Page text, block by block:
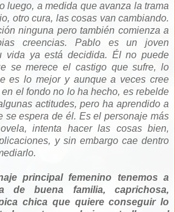
luego, a medida que avanza la trama
otro cura, las cosas van cambiando.
ninguna pero también comienza a
creencias. Pablo es un joven
vida ya está decidida. Él no puede
se merece el castigo que sufre, lo
es lo mejor y aunque a veces cree
el fondo no lo ha hecho, es rebelde
actitudes, pero ha aprendido a
se espera de él. Es el personaje más
intenta hacer las cosas bien,
y sin embargo cae dentro
principal femenino tenemos a
de buena familia, caprichosa,
chica que quiere conseguir lo